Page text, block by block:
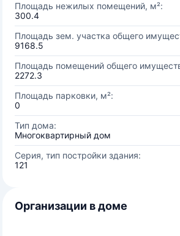
Площадь нежилых помещений, м²:
300.4
Площадь зем. участка общего
9168.5
Площадь помещений общего
2272.3
Площадь парковки, м²:
0
Тип дома:
Многоквартирный дом
Серия, тип постройки здания:
121
Организации в доме